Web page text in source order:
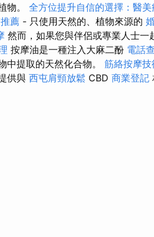
物。 全方位提升自信的選擇：醫美
薦 - 只使用天然的、植物來源的
然而，如果您與伴侶或專業人士
按摩油是一種注入大麻二酚 電話
中提取的天然化合物。 筋絡按摩技
供與 西屯肩頸放鬆 CBD 商業登記